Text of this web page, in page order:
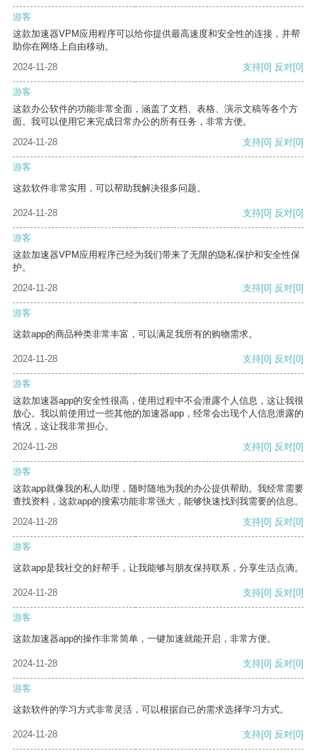
游客
这款加速器VPM应用程序可以给你提供最高速度和安全性的连接，并帮
助你在网络上自由移动。
2024-11-28
支持[0] 反对[0]
游客
这款办公软件的功能非常全面，涵盖了文档、表格、演示文稿等各个方
面。我可以使用它来完成日常办公的所有任务，非常方便。
2024-11-28
支持[0] 反对[0]
游客
这款软件非常实用，可以帮助我解决很多问题。
2024-11-28 支持[0] 反对[0]
游客
这款加速器VPM应用程序已经为我们带来了无限的隐私保护和安全性保
护。
2024-11-28
支持[0] 反对[0]
游客
这款app的商品种类非常丰富，可以满足我所有的购物需求。
2024-11-28 支持[0] 反对[0]
游客
这款加速器app的安全性很高，使用过程中不会泄露个人信息，这让我很
放心。我以前使用过一些其他的加速器app，经常会出现个人信息泄露的
情况，这让我非常担心。
2024-11-28
支持[0] 反对[0]
游客
这款app就像我的私人助理，随时随地为我的办公提供帮助。我经常需要
查找资料，这款app的搜索功能非常强大，能够快速找到我需要的信息。
2024-11-28
支持[0] 反对[0]
游客
这款app是我社交的好帮手，让我能够与朋友保持联系，分享生活点滴。
2024-11-28 支持[0] 反对[0]
游客
这款加速器app的操作非常简单，一键加速就能开启，非常方便。
2024-11-28 支持[0] 反对[0]
游客
这款软件的学习方式非常灵活，可以根据自己的需求选择学习方式。
2024-11-28 支持[0] 反对[0]